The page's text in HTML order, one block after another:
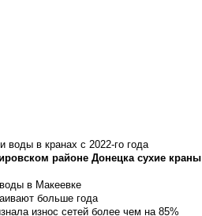
воды в кранах с 2022-го года
районе Донецка сухие краны
в Макеевке
больше года
износ сетей более чем на 85%